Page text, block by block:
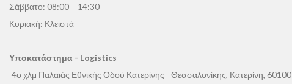
Σάββατο: 08:00 – 14:30
Κυριακή: Κλειστά
Υποκατάστημα - Logistics
4ο χλμ Παλαιάς Εθνικής Οδού Κατερίνης - Θεσσαλονίκης, Κατερίνη, 60100